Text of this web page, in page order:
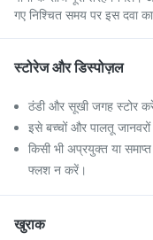
गए निश्चित समय पर इस दवा
स्टोरेज और डिस्पोज़ल
ठंडी और सूखी जगह स्टोर
इसे बच्चों और पालतू
किसी भी अप्रयुक्त या
फ्लश न करें।
खुराक